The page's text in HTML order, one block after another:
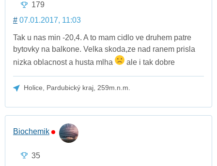
179
# 07.01.2017, 11:03
Tak u nas min -20,4. A to mam cidlo ve druhem patre
bytovky na balkone. Velka skoda,ze nad ranem prisla
nizka oblacnost a husta mlha
ale i tak dobre
Holice, Pardubický kraj, 259m.n.m.
Biochemik
35